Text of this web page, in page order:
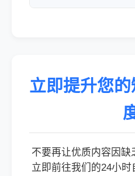
立即提升您
不要再让优质内容因缺
立即前往我们的24小时